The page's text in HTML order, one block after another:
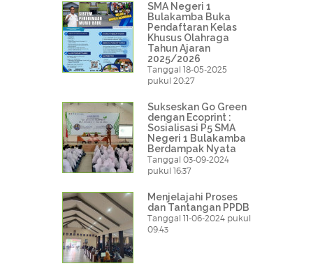
SMA Negeri 1
Bulakamba Buka
Pendaftaran Kelas
Khusus Olahraga
Tahun Ajaran
2025/2026
Tanggal 18-05-2025
pukul 20:27
Sukseskan Go Green
dengan Ecoprint :
Sosialisasi P5 SMA
Negeri 1 Bulakamba
Berdampak Nyata
Tanggal 03-09-2024
pukul 16:37
Menjelajahi Proses
dan Tantangan PPDB
Tanggal 11-06-2024 pukul
09:43